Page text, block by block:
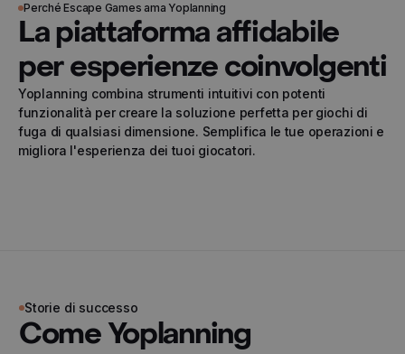
Perché Escape Games ama Yoplanning
La piattaforma affidabile
per esperienze coinvolgenti
Yoplanning combina strumenti intuitivi con potenti
funzionalità per creare la soluzione perfetta per giochi di
fuga di qualsiasi dimensione. Semplifica le tue operazioni e
migliora l'esperienza dei tuoi giocatori.
Storie di successo
Come Yoplanning